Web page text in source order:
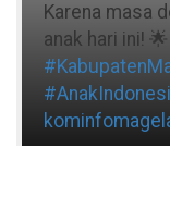
Karena masa
anak hari ini! 🌟